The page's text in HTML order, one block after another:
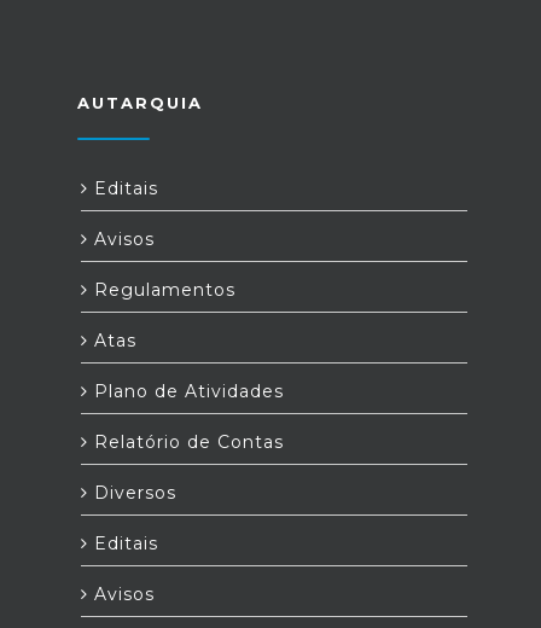
AUTARQUIA
Editais
Avisos
Regulamentos
Atas
Plano de Atividades
Relatório de Contas
Diversos
Editais
Avisos